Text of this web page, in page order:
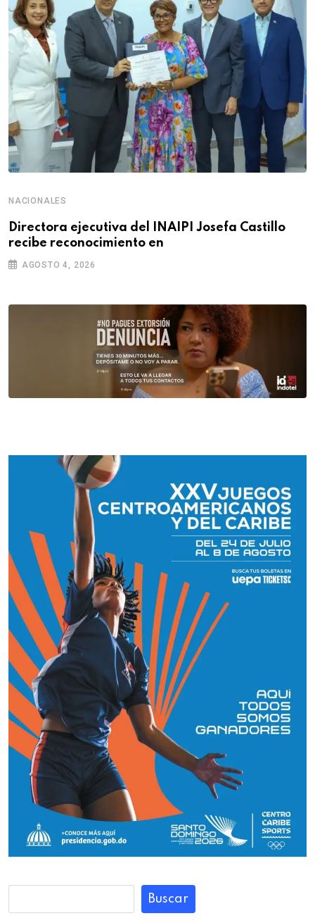
NACIONALES
Directora ejecutiva del INAIPI Josefa Castillo
recibe reconocimiento en
AGOSTO 4, 2026
Buscar